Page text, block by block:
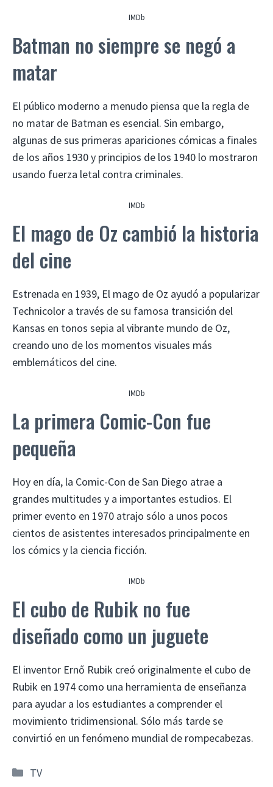
IMDb
Batman no siempre se negó a
matar
El público moderno a menudo piensa que la regla de
no matar de Batman es esencial. Sin embargo,
algunas de sus primeras apariciones cómicas a finales
de los años 1930 y principios de los 1940 lo mostraron
usando fuerza letal contra criminales.
IMDb
El mago de Oz cambió la historia
del cine
Estrenada en 1939, El mago de Oz ayudó a popularizar
Technicolor a través de su famosa transición del
Kansas en tonos sepia al vibrante mundo de Oz,
creando uno de los momentos visuales más
emblemáticos del cine.
IMDb
La primera Comic-Con fue
pequeña
Hoy en día, la Comic-Con de San Diego atrae a
grandes multitudes y a importantes estudios. El
primer evento en 1970 atrajo sólo a unos pocos
cientos de asistentes interesados ​​principalmente en
los cómics y la ciencia ficción.
IMDb
El cubo de Rubik no fue
diseñado como un juguete
El inventor Ernő Rubik creó originalmente el cubo de
Rubik en 1974 como una herramienta de enseñanza
para ayudar a los estudiantes a comprender el
movimiento tridimensional. Sólo más tarde se
convirtió en un fenómeno mundial de rompecabezas.
Categorías
TV